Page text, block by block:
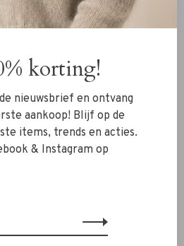
korting!
nieuwsbrief en ontvang
aankoop! Blijf op de
items, trends en acties.
& Instagram op